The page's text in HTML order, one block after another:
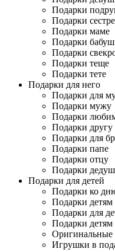
Подарки
Подарки сестре
Подарки маме
Подарки
Подарки
Подарки теще
Подарки тете
Подарки для него
Подарки для
Подарки мужу
Подарки
Подарки другу
Подарки для
Подарки папе
Подарки отцу
Подарки
Подарки для детей
Подарки ко
Подарки детям
Подарки для
Подарки детям
Оригинальные
Игрушки в